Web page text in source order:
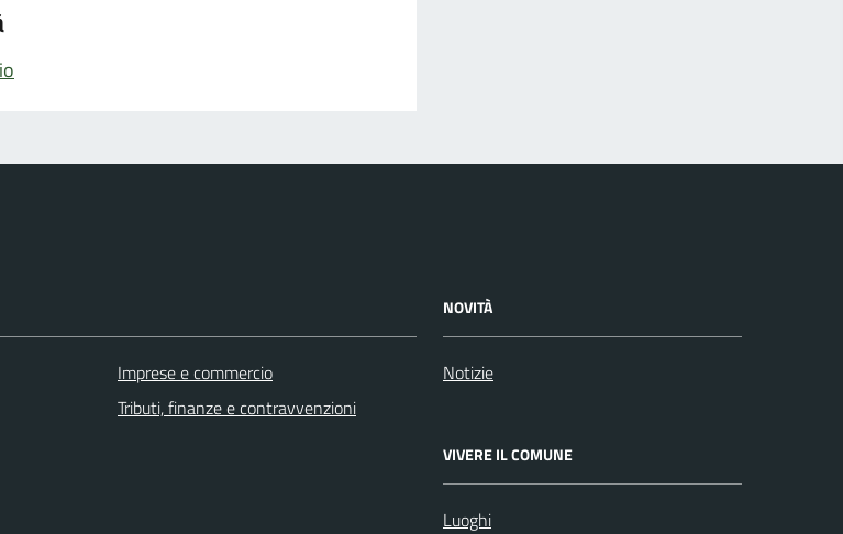
Imprese e commercio
Tributi, finanze e contravvenzioni
NOVITÀ
Notizie
VIVERE IL COMUNE
Luoghi